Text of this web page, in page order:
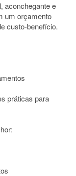
aconchegante e
um orçamento
custo-benefício.
práticas para